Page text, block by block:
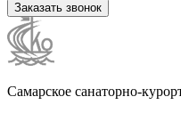
Заказать звонок
Самарское санаторно-